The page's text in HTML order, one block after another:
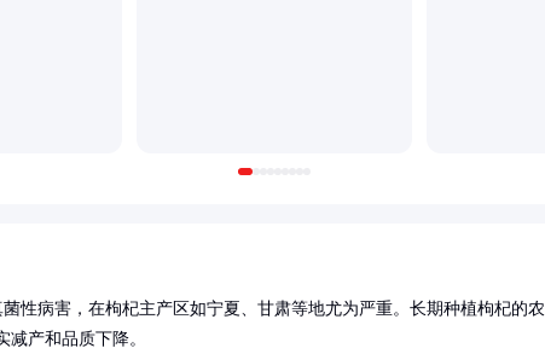
性病害，在枸杞主产区如宁夏、甘肃等地尤为严重。长期种植枸杞的农
产和品质下降。